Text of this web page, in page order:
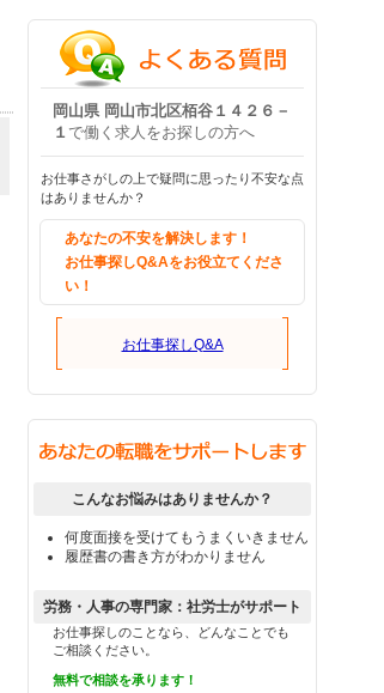
岡山県 岡山市北区栢谷１４２６－
１ で働く求人をお探しの方へ
お仕事さがしの上で疑問に思ったり不安な点
はありませんか？
あなたの不安を解決します！
お仕事探しQ&Aをお役立てくださ
い！
お仕事探しQ&A
こんなお悩みはありませんか？
何度面接を受けてもうまくいきません
履歴書の書き方がわかりません
労務・人事の専門家：社労士がサポート
お仕事探しのことなら、どんなことでも
ご相談ください。
無料で相談を承ります！